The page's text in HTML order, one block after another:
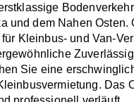
und dem Nahen Osten.
Kleinbus- und Van-
Sie eine
Das